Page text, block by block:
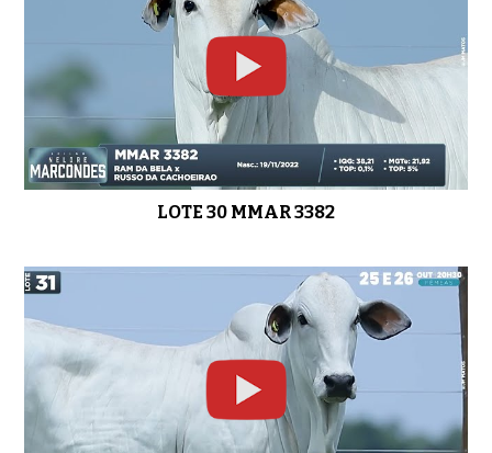
LOTE 30 MMAR 3382